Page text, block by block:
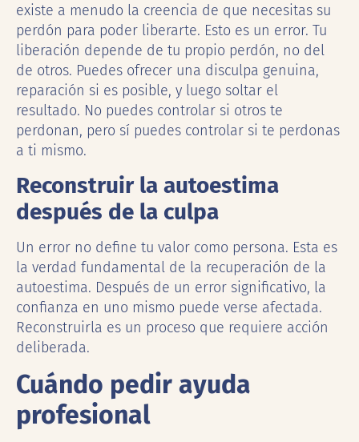
existe a menudo la creencia de que necesitas su
perdón para poder liberarte. Esto es un error. Tu
liberación depende de tu propio perdón, no del
de otros. Puedes ofrecer una disculpa genuina,
reparación si es posible, y luego soltar el
resultado. No puedes controlar si otros te
perdonan, pero sí puedes controlar si te perdonas
a ti mismo.
Reconstruir la autoestima
después de la culpa
Un error no define tu valor como persona. Esta es
la verdad fundamental de la recuperación de la
autoestima. Después de un error significativo, la
confianza en uno mismo puede verse afectada.
Reconstruirla es un proceso que requiere acción
deliberada.
Cuándo pedir ayuda
profesional